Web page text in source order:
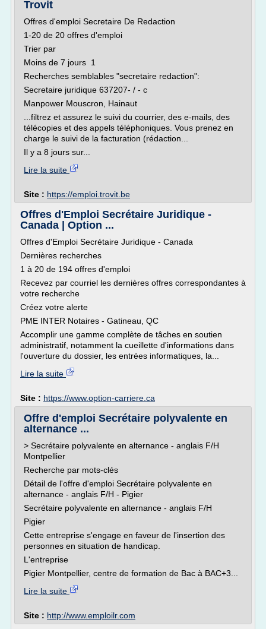
Trovit
Offres d'emploi Secretaire De Redaction
1-20 de 20 offres d'emploi
Trier par
Moins de 7 jours 1
Recherches semblables "secretaire redaction":
Secretaire juridique 637207- / - c
Manpower Mouscron, Hainaut
...filtrez et assurez le suivi du courrier, des e-mails, des
télécopies et des appels téléphoniques. Vous prenez en
charge le suivi de la facturation (rédaction...
Il y a 8 jours sur...
Lire la suite
Site : https://emploi.trovit.be
Offres d'Emploi Secrétaire Juridique -
Canada | Option ...
Offres d'Emploi Secrétaire Juridique - Canada
Dernières recherches
1 à 20 de 194 offres d'emploi
Recevez par courriel les dernières offres correspondantes à
votre recherche
Créez votre alerte
PME INTER Notaires - Gatineau, QC
Accomplir une gamme complète de tâches en soutien
administratif, notamment la cueillette d'informations dans
l'ouverture du dossier, les entrées informatiques, la...
Lire la suite
Site : https://www.option-carriere.ca
Offre d'emploi Secrétaire polyvalente en
alternance ...
> Secrétaire polyvalente en alternance - anglais F/H
Montpellier
Recherche par mots-clés
Détail de l'offre d'emploi Secrétaire polyvalente en
alternance - anglais F/H - Pigier
Secrétaire polyvalente en alternance - anglais F/H
Pigier
Cette entreprise s'engage en faveur de l'insertion des
personnes en situation de handicap.
L'entreprise
Pigier Montpellier, centre de formation de Bac à BAC+3...
Lire la suite
Site : http://www.emploilr.com